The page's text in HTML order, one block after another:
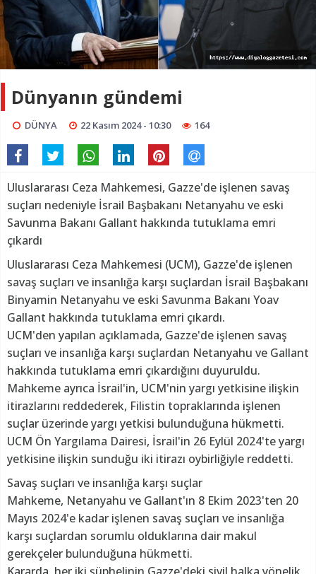
Dünyanın gündemi
DÜNYA 22 Kasım 2024 - 10:30 164
Uluslararası Ceza Mahkemesi, Gazze'de işlenen savaş
suçları nedeniyle İsrail Başbakanı Netanyahu ve eski
Savunma Bakanı Gallant hakkında tutuklama emri
çıkardı
Uluslararası Ceza Mahkemesi (UCM), Gazze'de işlenen
savaş suçları ve insanlığa karşı suçlardan İsrail Başbakanı
Binyamin Netanyahu ve eski Savunma Bakanı Yoav
Gallant hakkında tutuklama emri çıkardı.
UCM'den yapılan açıklamada, Gazze'de işlenen savaş
suçları ve insanlığa karşı suçlardan Netanyahu ve Gallant
hakkında tutuklama emri çıkardığını duyuruldu.
Mahkeme ayrıca İsrail'in, UCM'nin yargı yetkisine ilişkin
itirazlarını reddederek, Filistin topraklarında işlenen
suçlar üzerinde yargı yetkisi bulunduğuna hükmetti.
UCM Ön Yargılama Dairesi, İsrail'in 26 Eylül 2024'te yargı
yetkisine ilişkin sunduğu iki itirazı oybirliğiyle reddetti.
Savaş suçları ve insanlığa karşı suçlar
Mahkeme, Netanyahu ve Gallant'ın 8 Ekim 2023'ten 20
Mayıs 2024'e kadar işlenen savaş suçları ve insanlığa
karşı suçlardan sorumlu olduklarına dair makul
gerekçeler bulunduğuna hükmetti.